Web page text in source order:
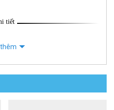
tiết